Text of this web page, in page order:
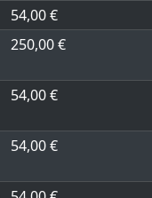
54,00 €
250,00 €
54,00 €
54,00 €